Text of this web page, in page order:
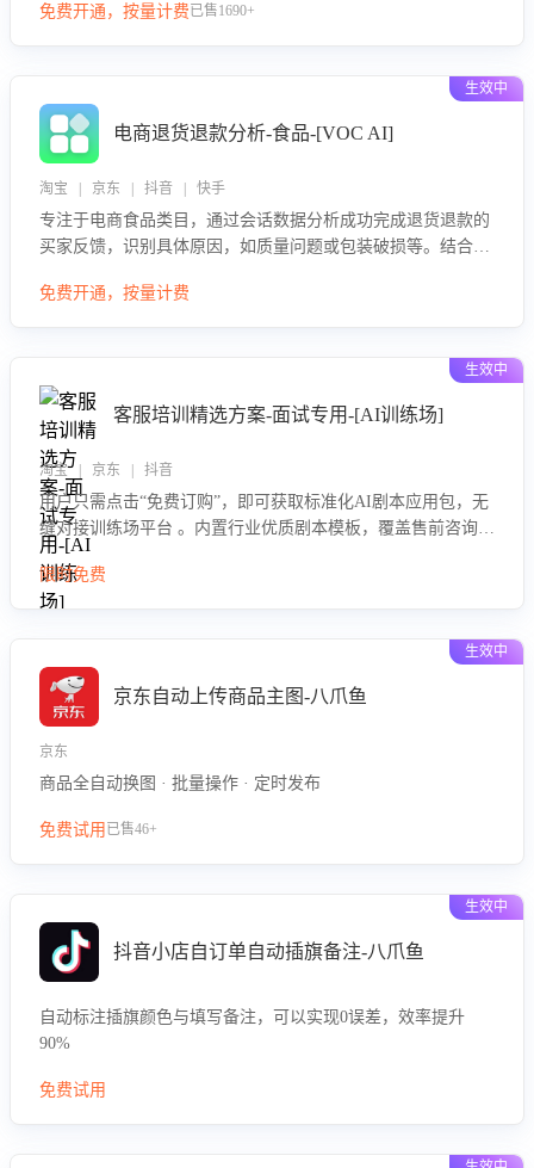
商家优化产品或服务，实现销售额的显著提升。
免费开通，按量计费已售1690+
生效中
电商退货退款分析-食品-[VOC AI]
淘宝 | 京东 | 抖音 | 快手
专注于电商食品类目，通过会话数据分析成功完成退货退款的
买家反馈，识别具体原因，如质量问题或包装破损等。结合AI
低退款率，提升售后效率。
免费开通，按量计费
生效中
客服培训精选方案-面试专用-[AI训练场]
淘宝 | 京东 | 抖音
用户只需点击“免费订购”，即可获取标准化AI剧本应用包，无
缝对接训练场平台 。内置行业优质剧本模板，覆盖售前咨询、
售后处理等全场景，消除复杂部署流程，节省90%的初始化时
间，助力企业快速启动智能客服训练
限时免费
生效中
京东自动上传商品主图-八爪鱼
京东
商品全自动换图 · 批量操作 · 定时发布
免费试用 已售46+
生效中
抖音小店自订单自动插旗备注-八爪鱼
自动标注插旗颜色与填写备注，可以实现0误差，效率提升
90%
免费试用